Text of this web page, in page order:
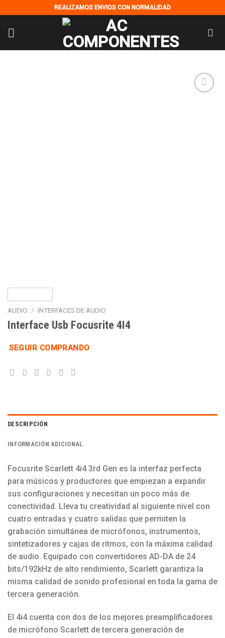
to
content
REALIZAMOS ENVIOS CON NORMALIDAD
AUDIO / INTERFACES DE AUDIO
Interface Usb Focusrite 4I4
SEGUIR COMPRANDO
DESCRIPCIÓN
INFORMACIÓN ADICIONAL
Focusrite Scarlett 4i4 3rd Gen es la interfaz perfecta
para músicos y productores que empiezan a expandir
sus configuraciones y necesitan un poco más de
conectividad. Lleva tu creatividad al siguiente nivel con
cuatro entradas y cuatro salidas que permiten la
grabación simultánea de micrófonos, instrumentos,
sintetizadores y cajas de ritmos, con la máxima calidad
de audio. Equipado con convertidores AD-DA de 24
bits/192kHz de alto rendimiento, Scarlett garantiza la
misma calidad de sonido profesional en toda la gama de
tercera generación.
El 4i4 cuenta con dos de los mejores preamplificadores
de micrófono Scarlett de tercera generación de